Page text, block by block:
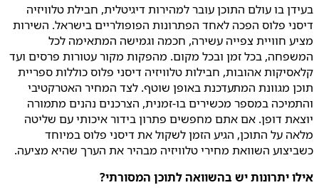
בעידן בו עולם התוכן עובר למהירות דיגיטלית, חבילת טלוויזיה
דיסני פלוס הפכה לאחד הפתרונות הפופולריים בישראל. השירות
מציע חוויית צפייה עשירה, חכמה וגמישה המתאימה לכל
המשפחה, בכל זמן ובכל מקום. מהפקות מקור עטורות פרסים ועד
קלאסיקות אהובות, חבילות טלוויזיה דיסני פלוס כוללות ספריית
תוכן מגוונת המתעדכנת באופן שוטף. לצד המחיר האטרקטיבי
והתמיכה במספר מכשירים בו-זמנית, הצרכנים נהנים מתמורה
יוצאת דופן. אם אתם מחפשים פתרון בידור איכותי עם שליטה
מלאה על התוכן, הגיע הזמן לשקול את דיסני פלוס במיוחד
כשביצוע השוואת מחירי טלוויזיה מבהיר את הערך שהיא מציעה.
אילו יתרונות יש בהשוואה לתוכן המסורתי?